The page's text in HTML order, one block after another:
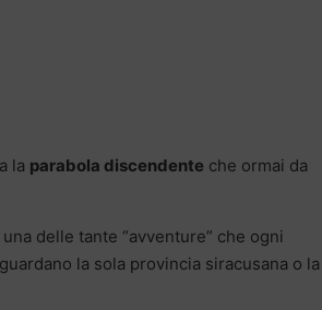
la parabola discendente che ormai da
delle tante “avventure” che ogni
la sola provincia siracusana o la